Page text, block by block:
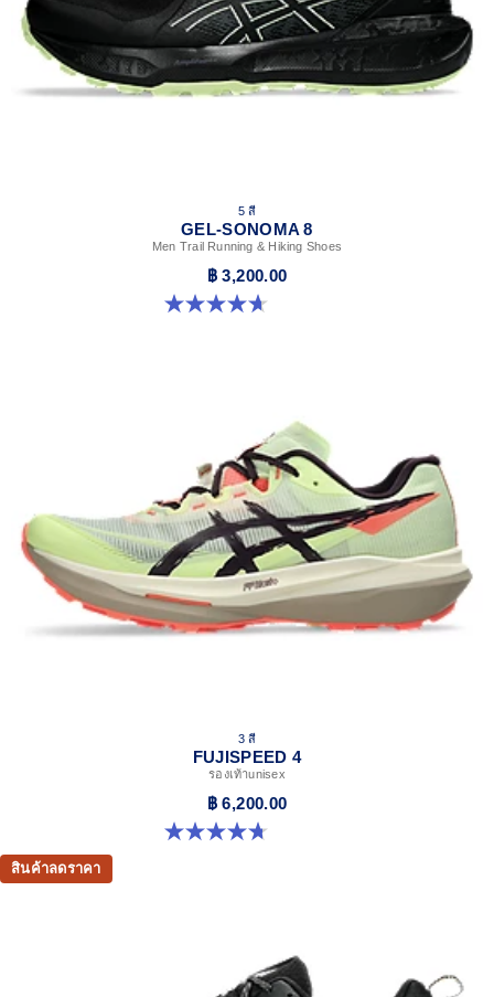
5 สี
GEL-SONOMA 8
Men Trail Running & Hiking Shoes
฿ 3,200.00
4.7 จาก 5 ดาว 206 รีวิว
3 สี
FUJISPEED 4
รองเท้าunisex
฿ 6,200.00
4.7 จาก 5 ดาว 67 รีวิว
สินค้าลดราคา